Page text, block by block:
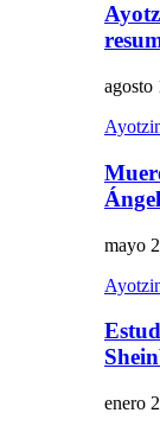
agosto
mayo
enero